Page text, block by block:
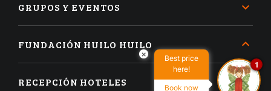
GRUPOS Y EVENTOS
FUNDACIÓN HUILO HUILO
RECEPCIÓN HOTELES
×
Best price
here!
Book now
1